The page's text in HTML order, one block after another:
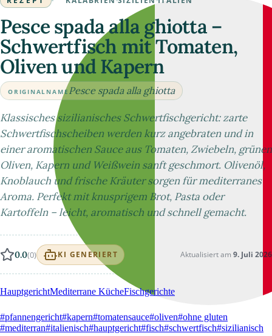
Pesce spada alla ghiotta –
Schwertfisch mit Tomaten,
Oliven und Kapern
ORIGINALNAME Pesce spada alla ghiotta
Klassisches sizilianisches Schwertfischgericht: zarte
Schwertfischscheiben werden kurz angebraten und in
einer aromatischen Sauce aus Tomaten, Zwiebeln, grünen
Oliven, Kapern und Weißwein sanft geschmort. Olivenöl,
Knoblauch und frische Kräuter sorgen für mediterranes
Aroma. Perfekt mit knusprigem Brot, Pasta oder
Kartoffeln – leicht, aromatisch und schnell gemacht.
0.0(0) KI GENERIERT Aktualisiert am 9. Juli 2026
HauptgerichtMediterrane KücheFischgerichte
#pfannengericht#kapern#tomatensauce#oliven#ohne gluten
#mediterran#italienisch#hauptgericht#fisch#schwertfisch#sizilianisch